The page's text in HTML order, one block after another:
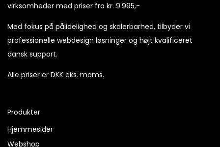
virksomheder med priser fra kr. 9.995,-
Med fokus på pålidelighed og skalerbarhed, tilbyder vi
professionelle webdesign løsninger og højt kvalificeret
dansk support.
Alle priser er DKK eks. moms.
Produkter
Hjemmesider
Webshop